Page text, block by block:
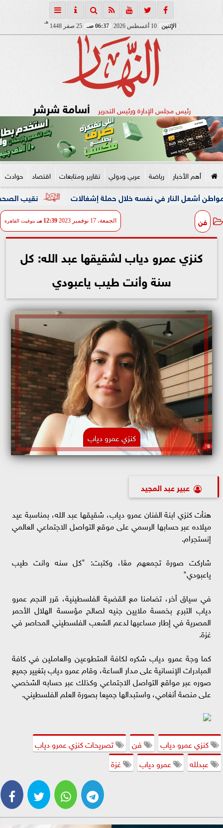
الإثنين 10 أغسطس 2026 06:37 صـ 25 صفر 1448
هـ
رئيس مجلس الإدارة ورئيس التحرير أسامة شرشر
أهم الأخبار رياضة عربي ودولي تقارير ومتابعات اقتصاد حوادث
نقيب الصحفيين في نفسه خلال حملة إشغالات
فن الجمعة، 17 نوفمبر 2023 12:39 مـ بتوقيت القاهرة
كنزي عمرو دياب لشقيقها عبد الله: كل
سنة وأنت طيب ياعبودي
كنزي عمرو دياب
عبير عبد المجيد
هنأت كنزي ابنة الفنان عمرو دياب، شقيقها عبد الله، بمناسبة عيد
ميلاده عبر حسابها الرسمي على موقع التواصل الاجتماعي العالمي
إنستجرام.
شاركت صورة تجمعهم معًا، وكتبت: "كل سنه وانت طيب
ياعبودي"
في سياق أخر، تضامنا مع القضية الفلسطينية، قرر النجم عمرو
دياب التبرع بخمسة ملايين جنيه لصالح مؤسسة الهلال الأحمر
المصرية في إطار مساعيها لدعم الشعب الفلسطيني المحاصر في
غزة.
كما وجة عمرو دياب شكره لكافة المتطوعين والعاملين في كافة
المبادرات الإنسانية على مدار الساعة، وقام عمرو دياب بتغيير جميع
صوره عبر مواقع التواصل الاجتماعي وكذلك عبر حسابه الشخصي
على منصة أنغامي، واستبدالها جميعا بصورة العلم الفلسطيني.
كنزي عمرو دياب فن
تصريحات كنزي عمرو دياب
عبدلله
عمرو دياب غزة